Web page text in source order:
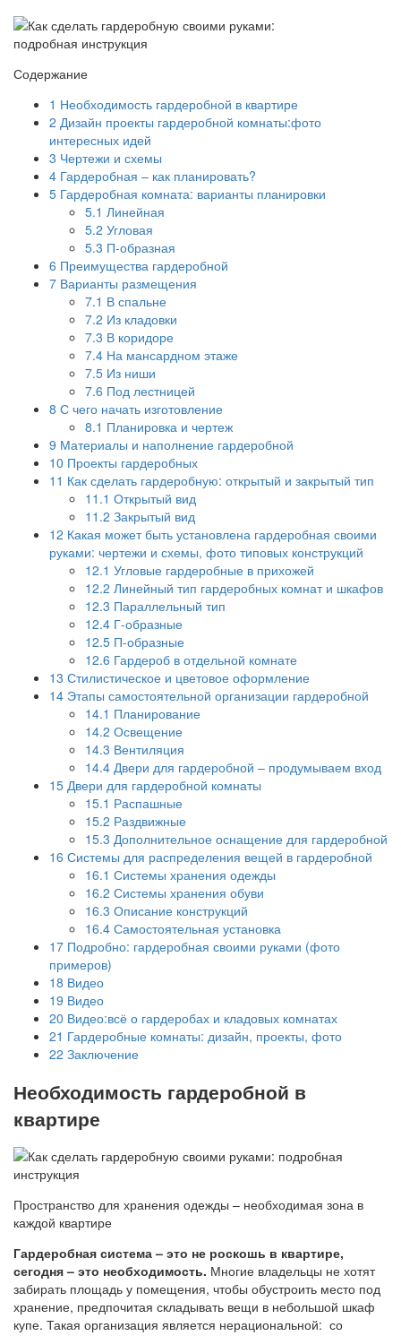
Содержание
1 Необходимость гардеробной в квартире
2 Дизайн проекты гардеробной комнаты:фото
интересных идей
3 Чертежи и схемы
4 Гардеробная – как планировать?
5 Гардеробная комната: варианты планировки
5.1 Линейная
5.2 Угловая
5.3 П-образная
6 Преимущества гардеробной
7 Варианты размещения
7.1 В спальне
7.2 Из кладовки
7.3 В коридоре
7.4 На мансардном этаже
7.5 Из ниши
7.6 Под лестницей
8 С чего начать изготовление
8.1 Планировка и чертеж
9 Материалы и наполнение гардеробной
10 Проекты гардеробных
11 Как сделать гардеробную: открытый и закрытый тип
11.1 Открытый вид
11.2 Закрытый вид
12 Какая может быть установлена гардеробная своими
руками: чертежи и схемы, фото типовых конструкций
12.1 Угловые гардеробные в прихожей
12.2 Линейный тип гардеробных комнат и шкафов
12.3 Параллельный тип
12.4 Г-образные
12.5 П-образные
12.6 Гардероб в отдельной комнате
13 Стилистическое и цветовое оформление
14 Этапы самостоятельной организации гардеробной
14.1 Планирование
14.2 Освещение
14.3 Вентиляция
14.4 Двери для гардеробной – продумываем вход
15 Двери для гардеробной комнаты
15.1 Распашные
15.2 Раздвижные
15.3 Дополнительное оснащение для гардеробной
16 Системы для распределения вещей в гардеробной
16.1 Системы хранения одежды
16.2 Системы хранения обуви
16.3 Описание конструкций
16.4 Самостоятельная установка
17 Подробно: гардеробная своими руками (фото
примеров)
18 Видео
19 Видео
20 Видео:всё о гардеробах и кладовых комнатах
21 Гардеробные комнаты: дизайн, проекты, фото
22 Заключение
Необходимость гардеробной в
квартире
Пространство для хранения одежды – необходимая зона в
каждой квартире
Гардеробная система – это не роскошь в квартире,
сегодня – это необходимость. Многие владельцы не хотят
забирать площадь у помещения, чтобы обустроить место под
хранение, предпочитая складывать вещи в небольшой шкаф
купе. Такая организация является нерациональной: со